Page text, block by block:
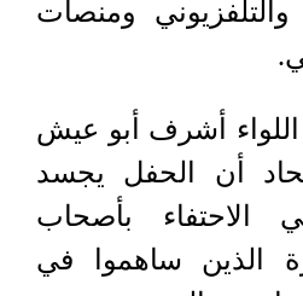
والتلفزيوني ومنصات
أشرف أبو عيش
أن الحفل يجسد
الاحتفاء بأصحاب
الذين ساهموا في